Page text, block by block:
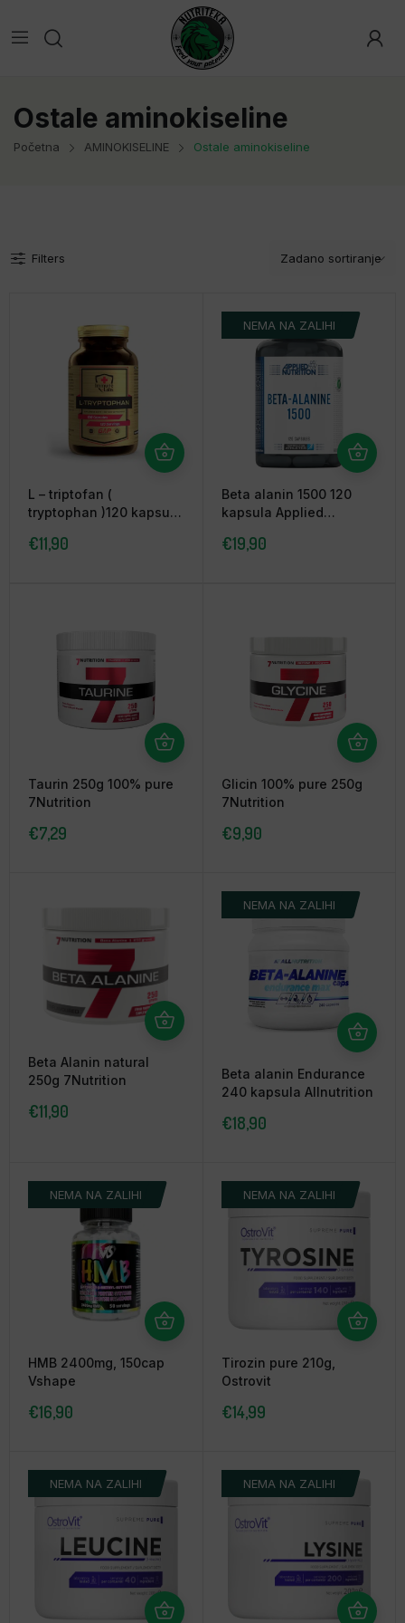
Ostale aminokiseline
Početna AMINOKISELINE Ostale aminokiseline
Filters
L – triptofan (
tryptophan )120 kapsula
€11,90
NEMA NA ZALIHI
Beta alanin 1500 120
kapsula Applied
€19,90
Taurin 250g 100% pure
7Nutrition
€7,29
Glicin 100% pure 250g
7Nutrition
€9,90
Beta Alanin natural
250g 7Nutrition
€11,90
NEMA NA ZALIHI
Beta alanin Endurance
240 kapsula Allnutrition
€18,90
NEMA NA ZALIHI
HMB 2400mg, 150cap
Vshape
€16,90
NEMA NA ZALIHI
Tirozin pure 210g,
Ostrovit
€14,99
NEMA NA ZALIHI NEMA NA ZALIHI